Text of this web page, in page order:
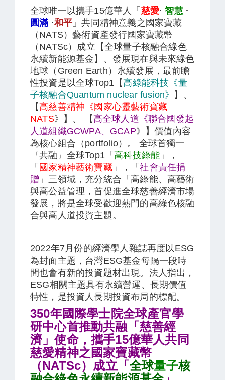
全球唯一以攜手15億華人「 慈愛·智慧·
圓滿 ·和平 」共同精神意義之國家寶藏
（NATS）藝術資產發行國家寶藏幣
（NATSc）成立【全球量子核融合綠色
永續新能源基金】、發展現在與未來綠色
地球（Green Earth）永續發展，最前瞻
性投資是以全球Top1【高綠能科技《量
子核融合Quantum nuclear fusion》
】、
【高慈善精神《國家心靈藝術寶藏
NATS》】、 【高全球人道《聯合國發起
人道組織GCWPA、GCAP》】價值內容
為核心組合（portfolio）。 全球首獨一
『共融』全球Top1「高科技綠能 」，
「 國家精神藝術寶藏」，「社會責任捐
贈 」三領域，充分統合「高綠能、高藝術
與高公益管理，首促進全球慈善經濟市場
發展，將是全球受歡迎熱門的高綠色核融
合與高人道投資主題。
2022年7月份的經濟學人雜誌再度以ESG
為封面主題，台灣ESG基金每隔一段時
間也會有新的投資題材出現。法人指出，
ESG相關主題具有永續營運、長期價值
特性，是投資人長期投資布局的標配。
350年國際學士院全球產官學
研中心首推動共融「慈善經
濟」使命，攜手15億華人共同
慈愛精神之國家寶藏幣
（NATSc）成立「 全球量子核